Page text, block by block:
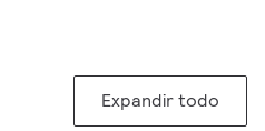
Expandir todo